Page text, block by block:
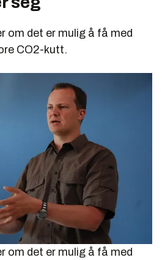
om det er mulig å få med
CO2-kutt.
om det er mulig å få med